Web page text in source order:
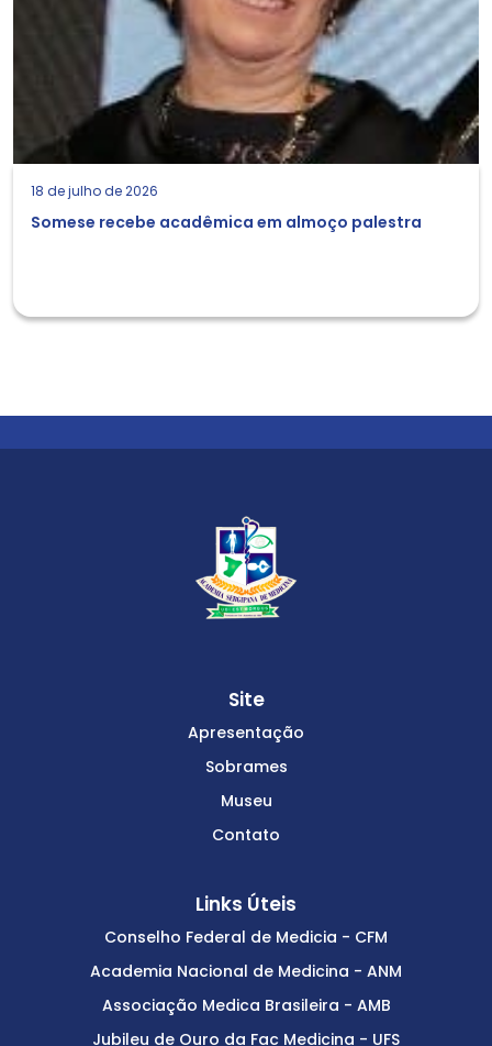
18 de julho de 2026
Somese recebe acadêmica em almoço palestra
Site
Apresentação
Sobrames
Museu
Contato
Links Úteis
Conselho Federal de Medicia - CFM
Academia Nacional de Medicina - ANM
Associação Medica Brasileira - AMB
Jubileu de Ouro da Fac Medicina - UFS